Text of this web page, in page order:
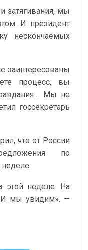
затягивания, мы
И президент
нескончаемых
заинтересованы
процесс, вы
Мы не
госсекретарь
что от России
по
этой неделе. На
И мы увидим», —